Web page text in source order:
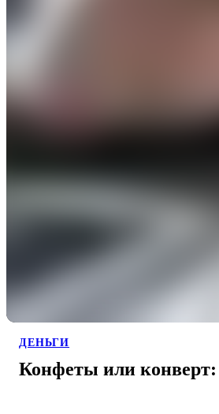
ДЕНЬГИ
Конфеты или конверт: